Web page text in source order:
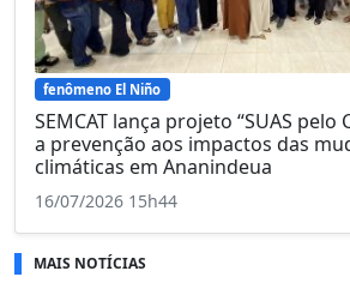
fenômeno El Niño
SEMCAT lança projeto “SUAS pelo
a prevenção aos impactos das
climáticas em Ananindeua
16/07/2026 15h44
MAIS NOTÍCIAS